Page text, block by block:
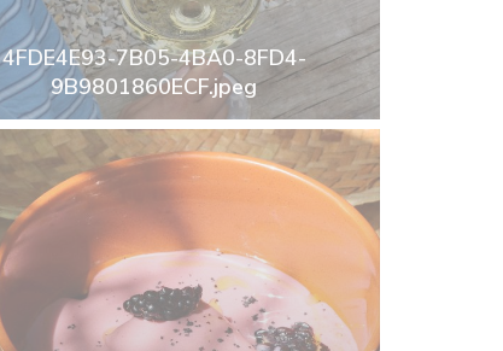
4FDE4E93-7B05-4BA0-8FD4-
9B9801860ECF.jpeg